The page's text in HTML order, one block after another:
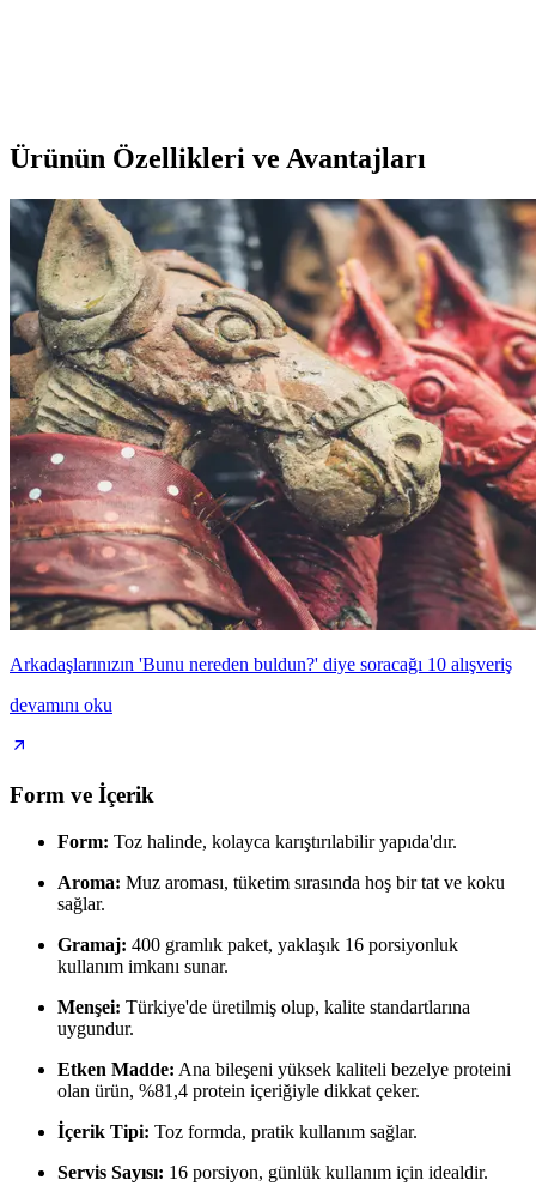
Ürünün Özellikleri ve Avantajları
Arkadaşlarınızın 'Bunu nereden buldun?' diye soracağı 10 alışveriş
devamını oku
Form ve İçerik
Form: Toz halinde, kolayca karıştırılabilir yapıda'dır.
Aroma: Muz aroması, tüketim sırasında hoş bir tat ve koku
sağlar.
Gramaj: 400 gramlık paket, yaklaşık 16 porsiyonluk
kullanım imkanı sunar.
Menşei: Türkiye'de üretilmiş olup, kalite standartlarına
uygundur.
Etken Madde: Ana bileşeni yüksek kaliteli bezelye proteini
olan ürün, %81,4 protein içeriğiyle dikkat çeker.
İçerik Tipi: Toz formda, pratik kullanım sağlar.
Servis Sayısı: 16 porsiyon, günlük kullanım için idealdir.